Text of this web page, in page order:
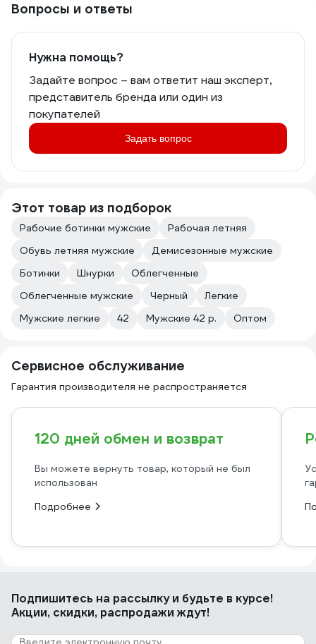
Вопросы и ответы
Нужна помощь?
Задайте вопрос – вам ответит наш эксперт,
представитель бренда или один из
покупателей
Задать вопрос
Этот товар из подборок
Рабочие ботинки мужские
Рабочая летняя
Обувь летняя мужские
Демисезонные мужские
Ботинки
Шнурки
Облегченные
Облегченные мужские
Черный
Легкие
Мужские легкие
42 Мужские 42 р. Оптом
Сервисное обслуживание
Гарантия производителя не распространяется
120 дней обмен и возврат
Вы можете вернуть товар, который не был
использован
Подробнее
Подпишитесь на рассылкуи будьте в курсе!
Акции, скидки, распродажи ждут!